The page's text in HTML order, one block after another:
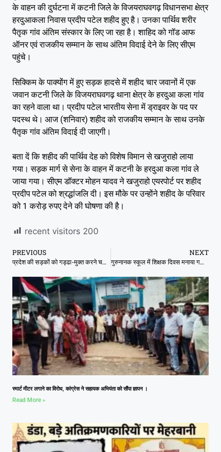
के वाहन की दुर्घटना में कटनी जिले के विजयराघवगढ़ विधानसभा क्षेत्र
हरदुआकला निवास प्रदीप पटेल शहीद हुए है। उनका पार्थिव शरीर
पैतृक गांव अंतिम संस्कार के लिए जा रहा है। शाहिद को गॉड आफ
ऑनर एवं राजकीय सम्मान के साथ अंतिम विदाई देने के लिए सीएम
पहुंचे।
सिक्किम के पाक्योंग में हुए सड़क हादसे में शहीद चार जवानों में एक
जवान कटनी जिले के विजयराघवगढ़ थाना क्षेत्र के हरदुआ कला गांव
का रहने वाला था। प्रदीप पटेल भारतीय सेना में ड्राइवर के पद पर
पदस्थ थे। आज (शनिवार) शहीद को राजकीय सम्मान के साथ उनके
पैतृक गांव अंतिम विदाई दी जाएगी।
बता दें कि शहीद की पार्थिव देह को विशेष विमान से खजुराहो लाया
गया। सड़क मार्ग से सेना के वाहन में कटनी के हरदुआ कला गांव ले
जाया गया। सीएम डॉक्टर मोहन यादव ने खजुराहो एयरपोर्ट पर शहीद
प्रदीप पटेल को श्रद्धांजलि दी। इस मौके पर उन्होंने शहीद के परिवार
को 1 करोड़ रुपए देने की घोषणा की है।
recent visitors 200
PREVIOUS
प्रदेश की सड़कों को गड्ढा-मुक्त करने चलेगा विशेष अभियान: मंत्री श्री सिंह
NEXT
गुरुनानक स्कूल में शिक्षक दिवस मनाया गया ,राष्ट्रपति पुरुस्कार प्राप्त शिक्षक एस, एस पंडाग्रे ने शिक्षको का किया सम्मान ।
स्मार्ट मीटर लगाने का विरोध, कांग्रेस ने सहायक अभियंता को सौंपा ज्ञापन ।
Read More »